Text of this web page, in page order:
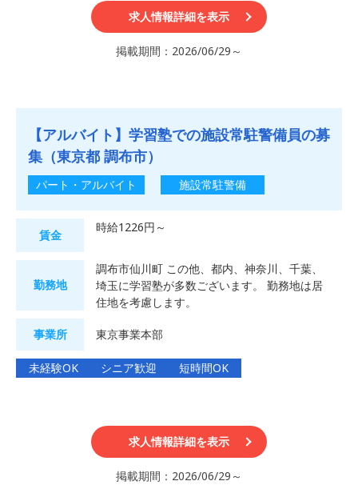
求人情報詳細を表示
掲載期間：2026/06/29～
【アルバイト】学習塾での施設常駐警備員の募
集（東京都 調布市）
パート・アルバイト 施設常駐警備
未経験OK シニア歓迎 短時間OK
賃金
時給1226円～
勤務地
調布市仙川町 この他、都内、神奈川、千葉、
埼玉に学習塾が多数ございます。 勤務地は居
住地を考慮します。
事業所 東京事業本部
求人情報詳細を表示
掲載期間：2026/06/29～